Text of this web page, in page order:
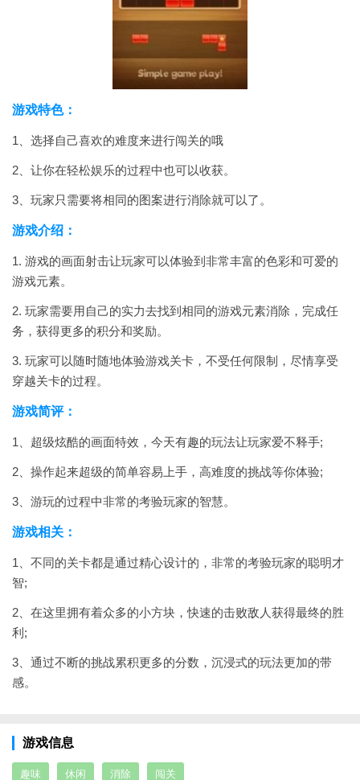
游戏特色：
1、选择自己喜欢的难度来进行闯关的哦
2、让你在轻松娱乐的过程中也可以收获。
3、玩家只需要将相同的图案进行消除就可以了。
游戏介绍：
1. 游戏的画面射击让玩家可以体验到非常丰富的色彩和可爱的
游戏元素。
2. 玩家需要用自己的实力去找到相同的游戏元素消除，完成任
务，获得更多的积分和奖励。
3. 玩家可以随时随地体验游戏关卡，不受任何限制，尽情享受
穿越关卡的过程。
游戏简评：
1、超级炫酷的画面特效，今天有趣的玩法让玩家爱不释手;
2、操作起来超级的简单容易上手，高难度的挑战等你体验;
3、游玩的过程中非常的考验玩家的智慧。
游戏相关：
1、不同的关卡都是通过精心设计的，非常的考验玩家的聪明才
智;
2、在这里拥有着众多的小方块，快速的击败敌人获得最终的胜
利;
3、通过不断的挑战累积更多的分数，沉浸式的玩法更加的带
感。
游戏信息
趣味 休闲 消除 闯关